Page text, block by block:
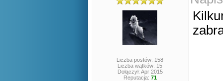
Liczba postów: 158
Liczba wątków: 15
Dołączył: Apr 2015
Reputacja: 71